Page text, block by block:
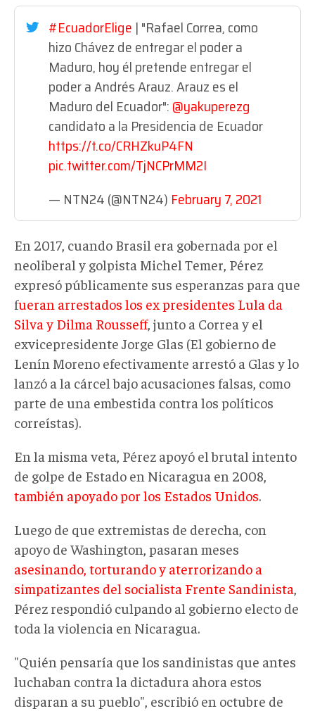
#EcuadorElige | "Rafael Correa, como
hizo Chávez de entregar el poder a
Maduro, hoy él pretende entregar el
poder a Andrés Arauz. Arauz es el
Maduro del Ecuador":@yakuperezg
candidato a la Presidencia de Ecuador
https://t.co/CRHZkuP4FN
pic.twitter.com/TjNCPrMM2I
— NTN24 (@NTN24) February 7, 2021
En 2017, cuando Brasil era gobernada por el
neoliberal y golpista Michel Temer, Pérez
expresó públicamente sus esperanzas para que
fueran arrestados los ex presidentes Lula da
Silva y Dilma Rousseff, junto a Correa y el
exvicepresidente Jorge Glas (El gobierno de
Lenín Moreno efectivamente arrestó a Glas y lo
lanzó a la cárcel bajo acusaciones falsas, como
parte de una embestida contra los políticos
correístas).
En la misma veta, Pérez apoyó el brutal intento
de golpe de Estado en Nicaragua en 2008,
también apoyado por los Estados Unidos.
Luego de que extremistas de derecha, con
apoyo de Washington, pasaran meses
asesinando, torturando y aterrorizando a
simpatizantes del socialista Frente Sandinista,
Pérez respondió culpando al gobierno electo de
toda la violencia en Nicaragua.
"Quién pensaría que los sandinistas que antes
luchaban contra la dictadura ahora estos
disparan a su pueblo", escribió en octubre de